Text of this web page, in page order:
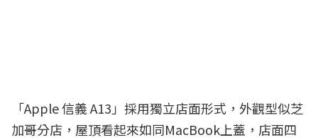
「Apple 信義 A13」採用獨立店面形式，外觀型似芝
加哥分店，屋頂看起來如同MacBook上蓋，店面四